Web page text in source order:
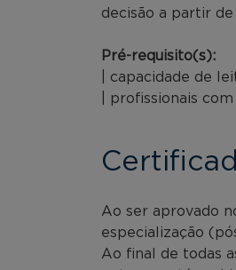
decisão a partir de
Pré-requisito(s):
| capacidade de
| profissionais
Ao ser aprovado
especialização
Ao final de todas